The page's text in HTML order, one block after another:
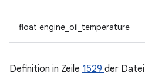
float engine_oil_temperature
Definition in Zeile 1529 der Datei